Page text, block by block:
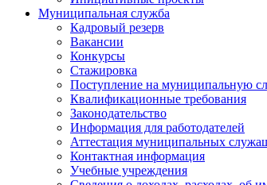
Муниципальная служба
Кадровый резерв
Вакансии
Конкурсы
Стажировка
Поступление на муниципальную
Квалификационные требования
Законодательство
Информация для работодателей
Аттестация муниципальных
Контактная информация
Учебные учреждения